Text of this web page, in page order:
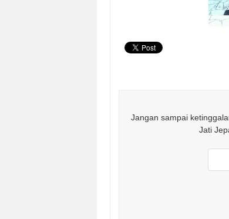
Jangan sampai
Jati